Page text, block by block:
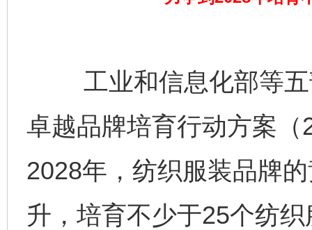
工业和信息化部等五
卓越品牌培育行动方案
2028年，纺织服装品牌
升，培育不少于25个纺